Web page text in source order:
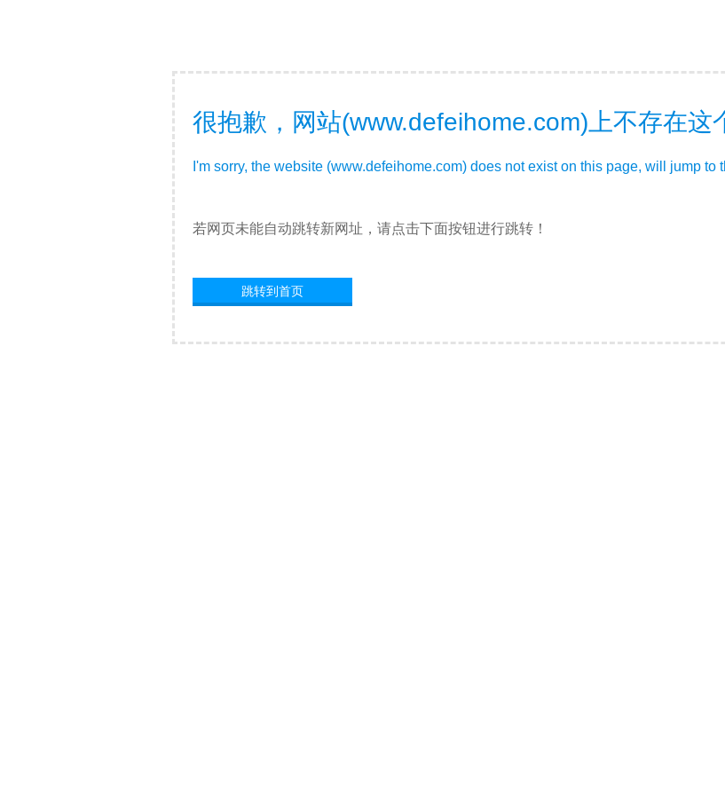
很抱歉，网站(www.defeihome.com)上不存在这
I'm sorry, the website (www.defeihome.com) does not exist on this page, will jump to
若网页未能自动跳转新网址，请点击下面按钮进行跳转！
跳转到首页